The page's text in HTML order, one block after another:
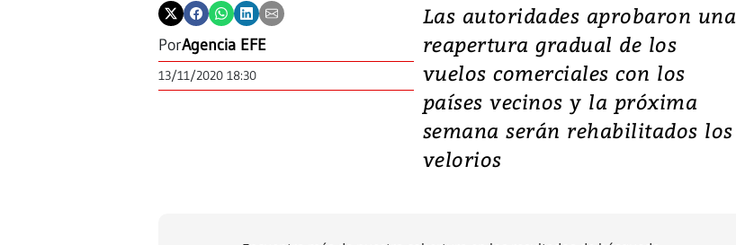
PorAgencia EFE
13/11/2020 18:30
Las autoridades aprobaron una
reapertura gradual de los
vuelos comerciales con los
países vecinos y la próxima
semana serán rehabilitados los
velorios
Video, Japón: Terremoto
deja heridos y graves
daños en Kumamoto